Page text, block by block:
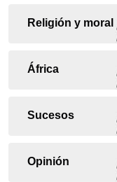
Religión y moral
África
Sucesos
Opinión